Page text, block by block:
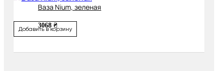
Ваза Nium, зеленая
3068 ₴
Добавить в корзину